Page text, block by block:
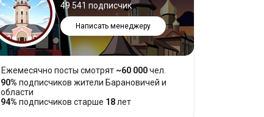
49 541 подписчик
Написать менеджеру
Ежемесячно посты смотрят ~60 000чел.
90% подписчиков жители Барановичей и
области
94% подписчиков старше 18лет